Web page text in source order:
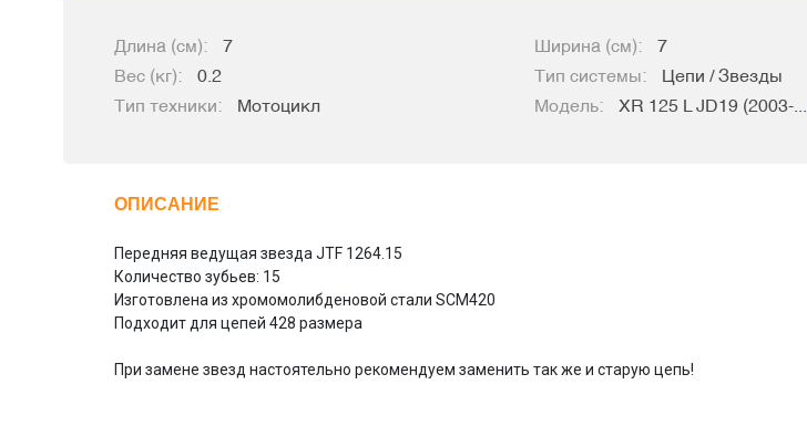
Длина (см): 7 Ширина (см): 7
Вес (кг):
0.2 Тип системы: Цепи / Звезды
Тип техники:
Мотоцикл Модель: XR 125 L JD19 (2003-...
ОПИСАНИЕ
Передняя ведущая звезда JTF 1264.15
Количество зубьев: 15
Изготовлена из хромомолибденовой стали SCM420
Подходит для цепей 428 размера
При замене звeзд настоятельно рекомендуем заменить так же и старую цепь!